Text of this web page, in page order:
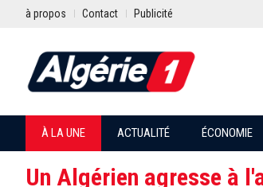
à propos Contact Publicité
À LA UNE ACTUALITÉ ÉCONOMIE
Un Algérien agresse à